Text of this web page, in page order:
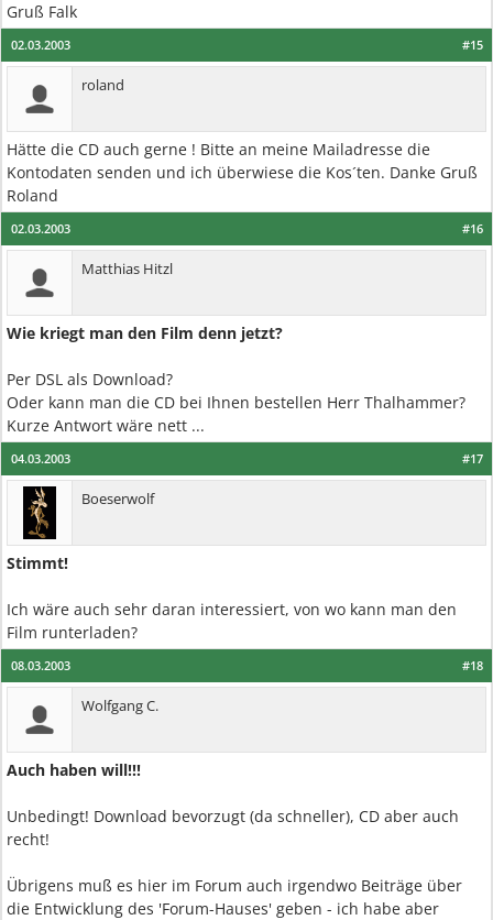
Gruß Falk
#15
02.03.2003
roland
Hätte die CD auch gerne ! Bitte an meine Mailadresse die
Kontodaten senden und ich überwiese die Kos´ten. Danke Gruß
Roland
#16
02.03.2003
Matthias Hitzl
Wie kriegt man den Film denn jetzt?
Per DSL als Download?
Oder kann man die CD bei Ihnen bestellen Herr Thalhammer?
Kurze Antwort wäre nett ...
#17
04.03.2003
Boeserwolf
Stimmt!
Ich wäre auch sehr daran interessiert, von wo kann man den
Film runterladen?
#18
08.03.2003
Wolfgang C.
Auch haben will!!!
Unbedingt! Download bevorzugt (da schneller), CD aber auch
recht!
Übrigens muß es hier im Forum auch irgendwo Beiträge über
die Entwicklung des 'Forum-Hauses' geben - ich habe aber